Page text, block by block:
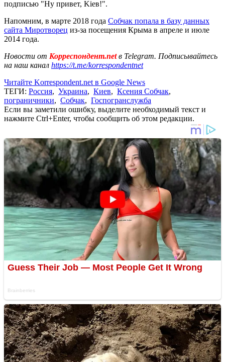
подписью "Ну привет, Kiев!".
Напомним, в марте 2018 года Собчак попала в базу данных
сайта Миротворец из-за посещения Крыма в апреле и июле
2014 года.
Новости от Корреспондент.netв Telegram. Подписывайтесь
на наш канал https://t.me/korrespondentnet
Читайте Korrespondent.net в Google News
ТЕГИ: Россия, Украина, Киев, Ксения Собчак,
пограничники, Собчак, Госпогранслужба
Если вы заметили ошибку, выделите необходимый текст и
нажмите Ctrl+Enter, чтобы сообщить об этом редакции.